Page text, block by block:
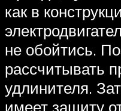
как в
не обойтись.
рассчитывать
удлинителя.
имеет защиту